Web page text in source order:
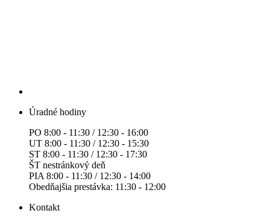
Úradné hodiny
PO 8:00 - 11:30 / 12:30 - 16:00
UT 8:00 - 11:30 / 12:30 - 15:30
ST 8:00 - 11:30 / 12:30 - 17:30
ŠT nestránkový deň
PIA 8:00 - 11:30 / 12:30 - 14:00
Obedňajšia prestávka: 11:30 - 12:00
Kontakt